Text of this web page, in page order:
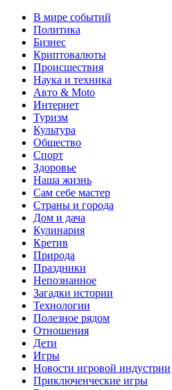
В мире событий
Политика
Бизнес
Криптовалюты
Происшествия
Наука и техника
Авто & Moto
Интернет
Туризм
Культура
Общество
Спорт
Здоровье
Наша жизнь
Сам себе мастер
Страны и города
Дом и дача
Кулинария
Кретив
Природа
Праздники
Непознанное
Загадки истории
Технологии
Полезное рядом
Отношения
Дети
Игры
Новости игровой индустрии
Приключенческие игры